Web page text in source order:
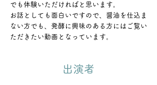
でも体験いただければと思います。
​お話としても面白いですので、醤油を仕込ま
ない方でも、発酵に興味のある方にはご覧い
ただきたい動画となっています。
出演者